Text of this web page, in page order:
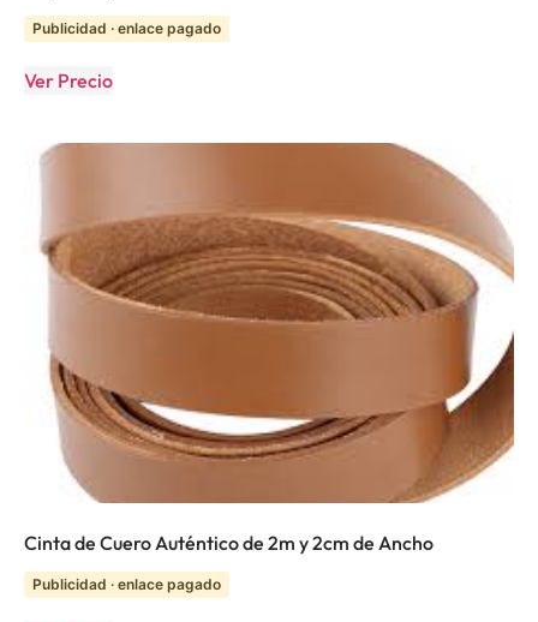
Publicidad · enlace pagado
Ver Precio
Cinta de Cuero Auténtico de 2m y 2cm de Ancho
Publicidad · enlace pagado